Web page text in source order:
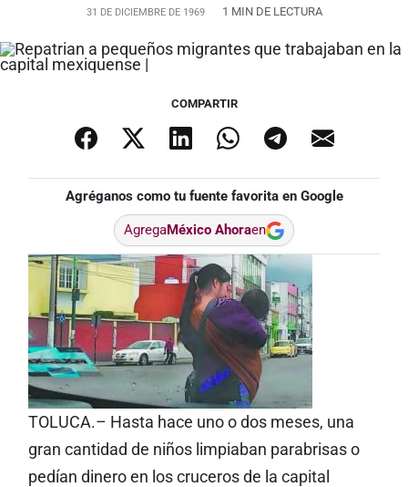
31 DE DICIEMBRE DE 1969 1 MIN DE LECTURA
COMPARTIR
Agréganos como tu fuente favorita en Google
AgregaMéxico Ahoraen
TOLUCA.– Hasta hace uno o dos meses, una
gran cantidad de niños limpiaban parabrisas o
pedían dinero en los cruceros de la capital